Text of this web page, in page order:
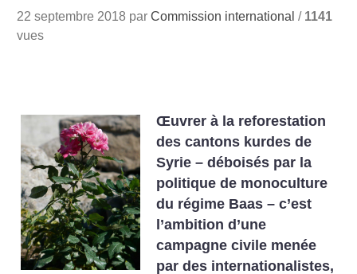
22 septembre 2018 parCommission international / 1141
vues
Œuvrer à la reforestation
des cantons kurdes de
Syrie – déboisés par la
politique de monoculture
du régime Baas – c’est
l’ambition d’une
campagne civile menée
par des internationalistes,